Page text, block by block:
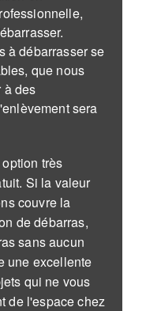
à débarrasser se
que nous
à des
sera
très
Si la valeur
couvre la
de débarras,
sans aucun
une excellente
qui ne vous
de l'espace chez